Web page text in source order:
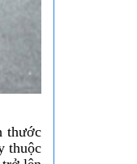
thước
thuộc